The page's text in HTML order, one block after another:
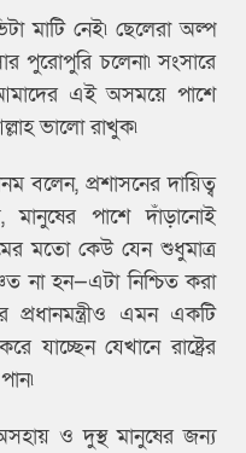
মাটি নেই৷ ছেলেরা অল্প
পুরোপুরি চলেনা৷ সংসারে
এই অসময়ে পাশে
ভালো রাখুক৷
বলেন, প্রশাসনের দায়িত্ব
পাশে দাঁড়ানোই
মতো কেউ যেন শুধুমাত্র
না হন—এটা নিশ্চিত করা
এমন একটি
যাচ্ছেন যেখানে রাষ্ট্রের
ও দুস্থ মানুষের জন্য